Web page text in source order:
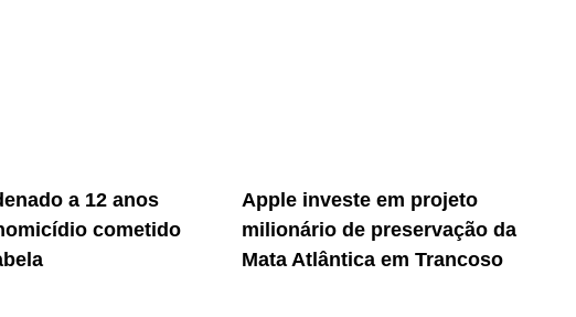
a 12 anos
cometido
Apple investe em projeto
milionário de preservação da
Mata Atlântica em Trancoso